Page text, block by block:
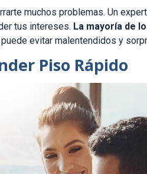
muchos problemas. Un
tus intereses. La mayoría de
evitar malentendidos y
Piso Rápido